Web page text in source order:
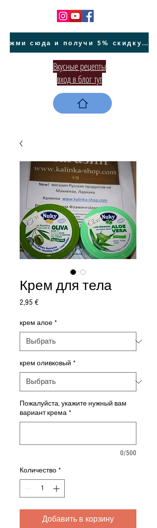
жми сюда и получи 5% скидку на покупку авто на Кипре и автообслуживание
Вкусные рецепты
вход в блог тут
Крем для тела
2,95 €Цена
крем алое *
крем оливковый *
Пожалуйста, укажите нужный вам
вариант крема *
0/500
Количество *
Добавить в корзину